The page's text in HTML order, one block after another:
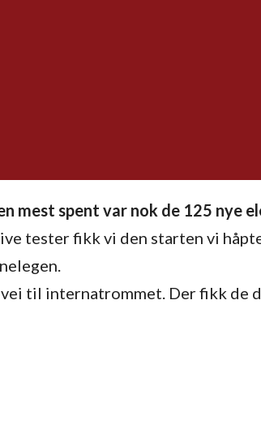
mest spent var nok de 125 nye
tester fikk vi den starten vi
til internatrommet. Der fikk de